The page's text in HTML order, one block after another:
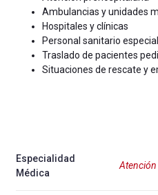
Ambulancias y unidades
Hospitales y clínicas
Personal sanitario
Traslado de pacientes
Situaciones de rescate y
Especialidad
Médica